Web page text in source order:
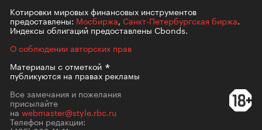
Котировки мировых финансовых инструментов
предоставлены: Мосбиржа, Санкт-Петербургская биржа.
Индексы облигаций предоставлены Cbonds.
О соблюдении авторских прав
Материалы сотметкой
публикуются на правах рекламы
Все замечания и пожелания
присылайте
на webmaster@style.rbc.ru
Телефон редакции: